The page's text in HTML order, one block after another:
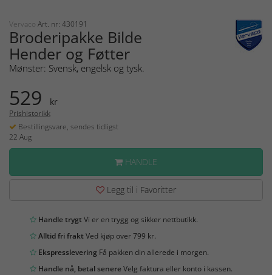
Vervaco Art. nr: 430191
Broderipakke Bilde
Hender og Føtter
Mønster: Svensk, engelsk og tysk.
529 kr
Prishistorikk
Bestillingsvare, sendes tidligst
22 Aug
HANDLE
Legg til i Favoritter
Handle trygtVi er en trygg og sikker nettbutikk.
Alltid fri fraktVed kjøp over 799 kr.
Ekspresslevering Få pakken din allerede i morgen.
Handle nå, betal senereVelg faktura eller konto i kassen.